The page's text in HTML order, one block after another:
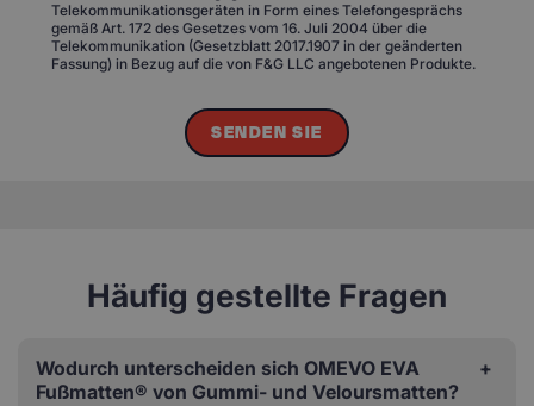
Telekommunikationsgeräten in Form eines Telefongesprächs
gemäß Art. 172 des Gesetzes vom 16. Juli 2004 über die
Telekommunikation (Gesetzblatt 2017.1907 in der geänderten
Fassung) in Bezug auf die von F&G LLC angebotenen Produkte.
SENDEN SIE
Häufig gestellte Fragen
Wodurch unterscheiden sich OMEVO EVA
Fußmatten® von Gummi- und Veloursmatten?